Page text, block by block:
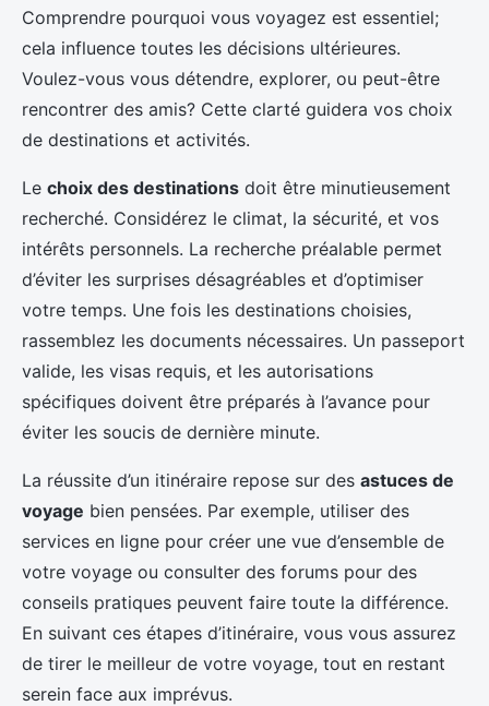
Comprendre pourquoi vous voyagez est essentiel;
cela influence toutes les décisions ultérieures.
Voulez-vous vous détendre, explorer, ou peut-être
rencontrer des amis? Cette clarté guidera vos choix
de destinations et activités.
Le choix des destinations doit être minutieusement
recherché. Considérez le climat, la sécurité, et vos
intérêts personnels. La recherche préalable permet
d’éviter les surprises désagréables et d’optimiser
votre temps. Une fois les destinations choisies,
rassemblez les documents nécessaires. Un passeport
valide, les visas requis, et les autorisations
spécifiques doivent être préparés à l’avance pour
éviter les soucis de dernière minute.
La réussite d’un itinéraire repose sur des astuces de
voyage bien pensées. Par exemple, utiliser des
services en ligne pour créer une vue d’ensemble de
votre voyage ou consulter des forums pour des
conseils pratiques peuvent faire toute la différence.
En suivant ces étapes d’itinéraire, vous vous assurez
de tirer le meilleur de votre voyage, tout en restant
serein face aux imprévus.